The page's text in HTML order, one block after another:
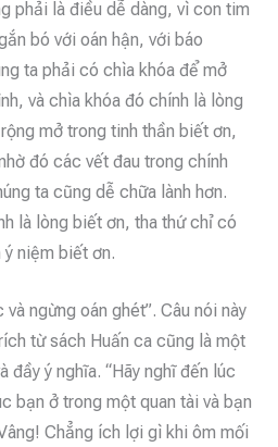
phải là điều dễ dàng, vì con tim
bó với oán hận, với báo
ta phải có chìa khóa để mở
và chìa khóa đó chính là lòng
mở trong tinh thần biết ơn,
đó các vết đau trong chính
ta cũng dễ chữa lành hơn.
là lòng biết ơn, tha thứ chỉ có
niệm biết ơn.
ngừng oán ghét”. Câu nói này
từ sách Huấn ca cũng là một
đầy ý nghĩa. “Hãy nghĩ đến lúc
bạn ở trong một quan tài và bạn
Chẳng ích lợi gì khi ôm mối